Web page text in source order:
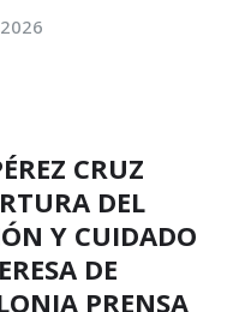
CRUZ
DEL
Y CUIDADO
DE
PRENSA